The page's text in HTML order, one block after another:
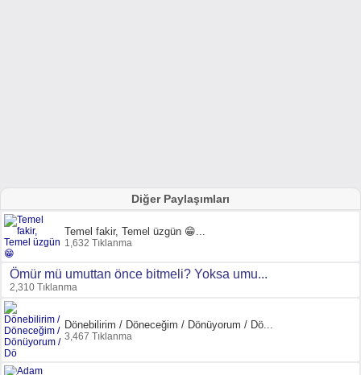
Diğer Paylaşımları
Temel fakir, Temel üzgün 😁...
1,632 Tıklanma
Ömür mü umuttan önce bitmeli? Yoksa umu...
2,310 Tıklanma
Dönebilirim / Döneceğim / Dönüyorum / Dö...
3,467 Tıklanma